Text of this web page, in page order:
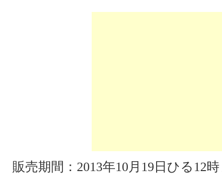
販売期間：2013年10月19日ひる12